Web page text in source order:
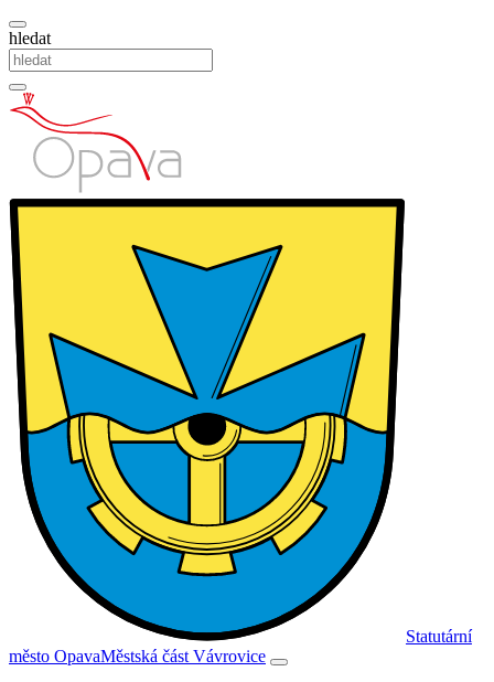
hledat
Statutární
město OpavaMěstská část Vávrovice